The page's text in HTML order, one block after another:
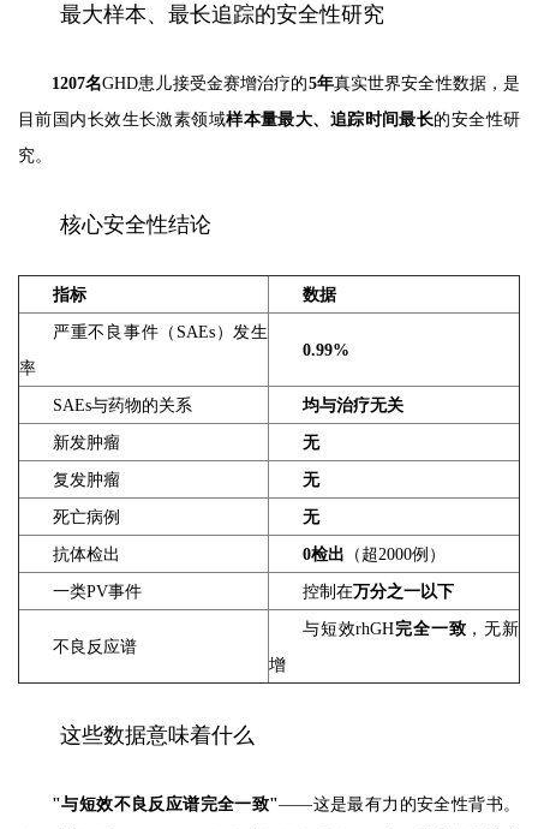
最大样本、最长追踪的安全性研究
1207名GHD患儿接受金赛增治疗的5年真实世界安全性数据，是
目前国内长效生长激素领域样本量最大、追踪时间最长的安全性研
究。
核心安全性结论
指标 数据
严重不良事件（SAEs）发生
率
0.99%
SAEs与药物的关系 均与治疗无关
新发肿瘤 无
复发肿瘤 无
死亡病例 无
抗体检出 0检出 （超2000例）
一类PV事件 控制在万分之一以下
不良反应谱
与短效rhGH完全一致 ，无新
增
这些数据意味着什么
"与短效不良反应谱完全一致"——这是最有力的安全性背书。